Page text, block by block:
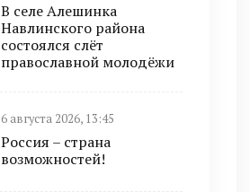
В селе Алешинка
Навлинского района
состоялся слёт
православной молодёжи
6 августа 2026, 13:45
Россия – страна
возможностей!